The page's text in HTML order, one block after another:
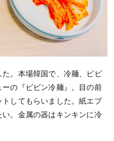
た。本場韓国で、冷麺、ビビ
の『ビビン冷麺』。目の前
してもらいました。紙エプ
。金属の器はキンキンに冷